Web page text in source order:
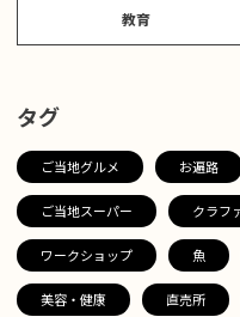
教育
タグ
ご当地グルメ お遍路
ご当地スーパー クラフ
ワークショップ 魚
美容・健康 直売所